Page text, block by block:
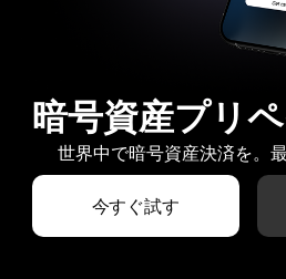
暗号資産プリ
世界中で暗号資産決済を。
今すぐ試す